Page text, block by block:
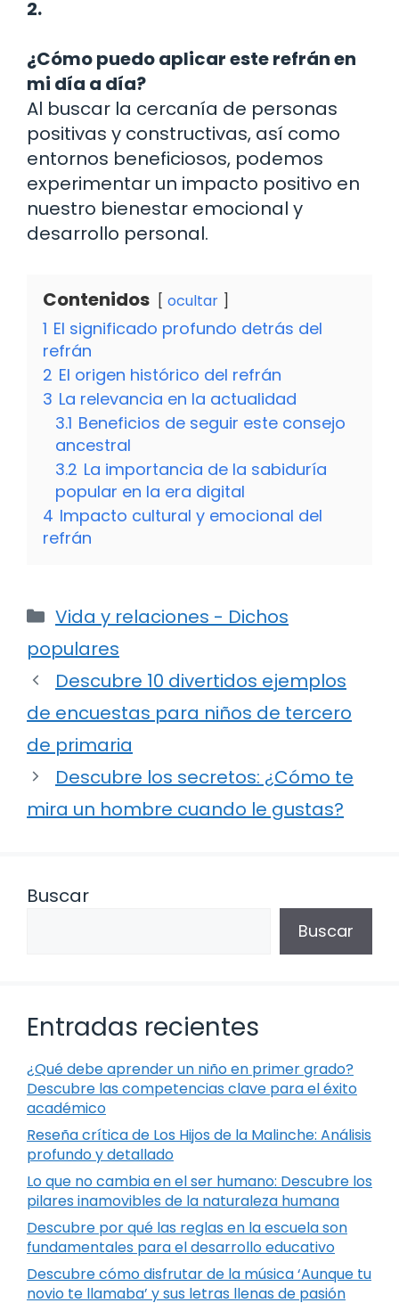
2.
¿Cómo puedo aplicar este refrán en
mi día a día?
Al buscar la cercanía de personas
positivas y constructivas, así como
entornos beneficiosos, podemos
experimentar un impacto positivo en
nuestro bienestar emocional y
desarrollo personal.
Contenidos ocultar
1 El significado profundo detrás del
refrán
2 El origen histórico del refrán
3 La relevancia en la actualidad
3.1 Beneficios de seguir este consejo
ancestral
3.2 La importancia de la sabiduría
popular en la era digital
4 Impacto cultural y emocional del
refrán
Categorías
Vida y relaciones - Dichos
populares
Descubre 10 divertidos ejemplos
de encuestas para niños de tercero
de primaria
Descubre los secretos: ¿Cómo te
mira un hombre cuando le gustas?
Buscar
Buscar
Entradas recientes
¿Qué debe aprender un niño en primer grado?
Descubre las competencias clave para el éxito
académico
Reseña crítica de Los Hijos de la Malinche: Análisis
profundo y detallado
Lo que no cambia en el ser humano: Descubre los
pilares inamovibles de la naturaleza humana
Descubre por qué las reglas en la escuela son
fundamentales para el desarrollo educativo
Descubre cómo disfrutar de la música ‘Aunque tu
novio te llamaba’ y sus letras llenas de pasión